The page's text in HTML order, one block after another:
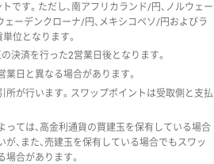
です。ただし、南アフリカランド/円、ノルウェー
ェーデンクローナ/円、メキシコペソ/円およびラ
位となります。
決済を行った2営業日後となります。
日と異なる場合があります。
所が行います。スワップポイントは受取側と支払
っては、高金利通貨の買建玉を保有している場合
、また、売建玉を保有している場合でもスワッ
合があります。